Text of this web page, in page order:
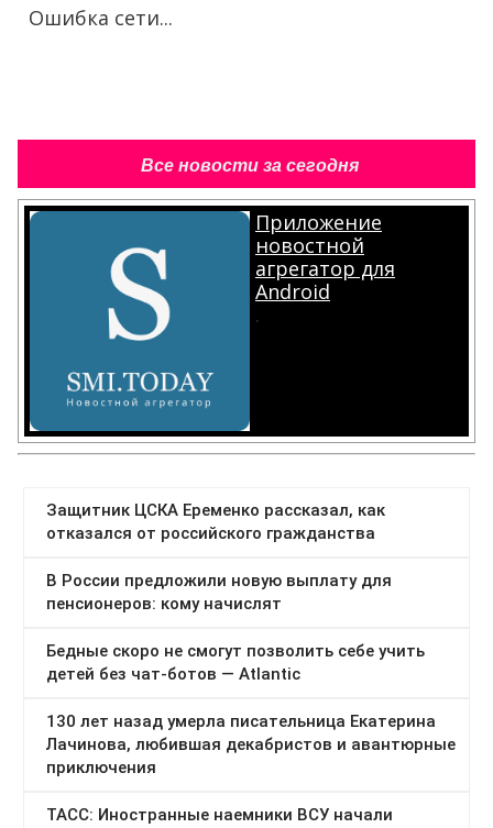
Ошибка сети...
Все новости за сегодня
Приложение
новостной
агрегатор для
Android
.